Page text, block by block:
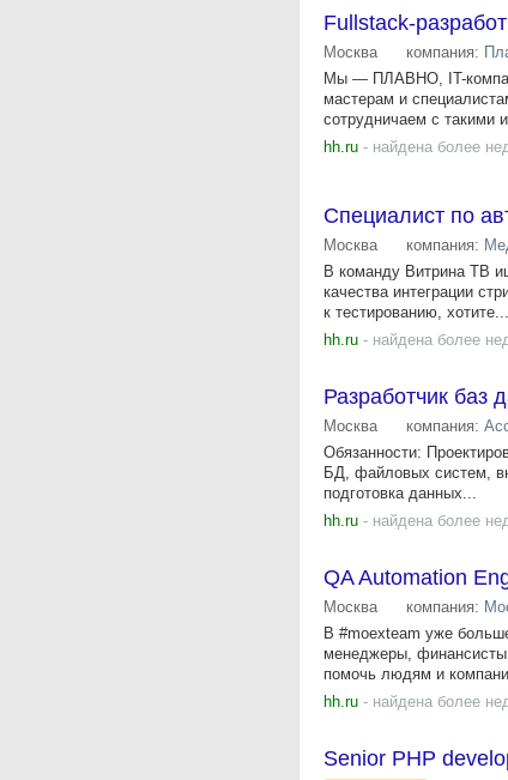
Fullstack-
Москва компания:
Мы — ПЛАВНО, IT-
мастерам и
сотрудничаем с такими
hh.ru - найдена более
Специалист по
Москва компания:
В команду Витрина ТВ
качества интеграции
к тестированию, хотите...
hh.ru - найдена более
Разработчик баз
Москва компания:
Обязанности:
БД, файловых систем,
подготовка данных...
hh.ru - найдена более
QA Automation
Москва компания:
В #moexteam уже
менеджеры,
помочь людям и
hh.ru - найдена более
Senior PHP